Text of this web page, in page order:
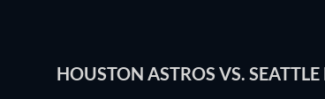
HOUSTON ASTROS VS.